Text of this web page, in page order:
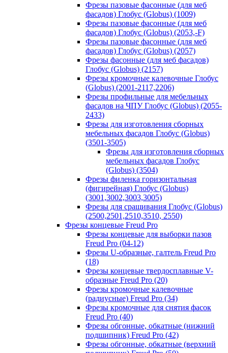
Фрезы пазовые фасонные (для меб
фасадов) Глобус (Globus) (1009)
Фрезы пазовые фасонные (для меб
фасадов) Глобус (Globus) (2053,-F)
Фрезы пазовые фасонные (для меб
фасадов) Глобус (Globus) (2057)
Фрезы фасонные (для меб фасадов)
Глобус (Globus) (2157)
Фрезы кромочные калевочные Глобус
(Globus) (2001-2117,2206)
Фрезы профильные для мебельных
фасадов на ЧПУ Глобус (Globus) (2055-
2433)
Фрезы для изготовления сборных
мебельных фасадов Глобус (Globus)
(3501-3505)
Фрезы для изготовления сборных
мебельных фасадов Глобус
(Globus) (3504)
Фрезы филенка горизонтальная
(фигирейная) Глобус (Globus)
(3001,3002,3003,3005)
Фрезы для сращивания Глобус (Globus)
(2500,2501,2510,3510, 2550)
Фрезы концевые Freud Pro
Фрезы концевые для выборки пазов
Freud Pro (04-12)
Фрезы U-образные, галтель Freud Pro
(18)
Фрезы концевые твердосплавные V-
образные Freud Pro (20)
Фрезы кромочные калевочные
(радиусные) Freud Pro (34)
Фрезы кромочные для снятия фасок
Freud Pro (40)
Фрезы обгонные, обкатные (нижний
подшипник) Freud Pro (42)
Фрезы обгонные, обкатные (верхний